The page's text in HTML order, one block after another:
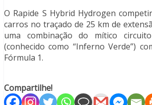
O Rapide S Hybrid Hydrogen
carros no traçado de 25 km de
uma combinação do mítico
(conhecido como “Inferno Verde”)
Fórmula 1.
Compartilhe!